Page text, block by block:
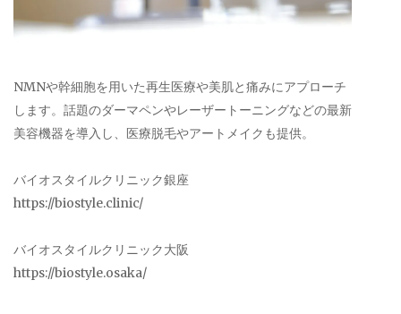
NMNや幹細胞を用いた再生医療や美肌と痛みにアプローチ
します。話題のダーマペンやレーザートーニングなどの最新
美容機器を導入し、医療脱毛やアートメイクも提供。
バイオスタイルクリニック銀座
https://biostyle.clinic/
バイオスタイルクリニック大阪
https://biostyle.osaka/